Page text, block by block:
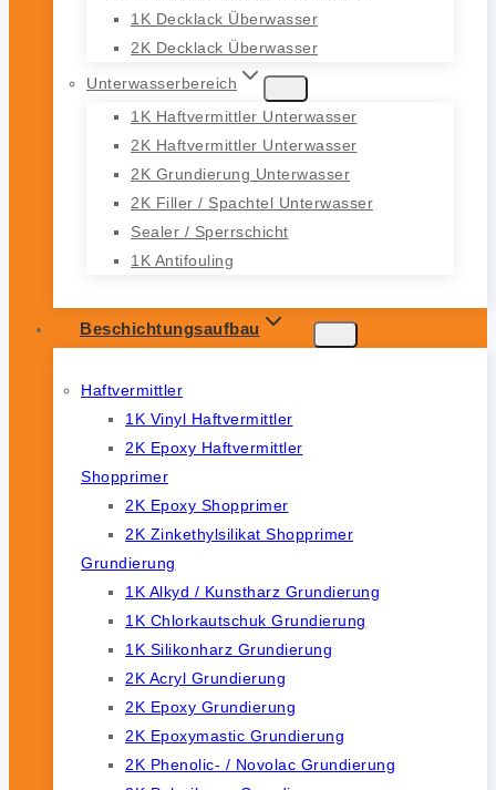
1K Decklack Überwasser
2K Decklack Überwasser
Unterwasserbereich
1K Haftvermittler Unterwasser
2K Haftvermittler Unterwasser
2K Grundierung Unterwasser
2K Filler / Spachtel Unterwasser
Sealer / Sperrschicht
1K Antifouling
Beschichtungsaufbau
Haftvermittler
1K Vinyl Haftvermittler
2K Epoxy Haftvermittler
Shopprimer
2K Epoxy Shopprimer
2K Zinkethylsilikat Shopprimer
Grundierung
1K Alkyd / Kunstharz Grundierung
1K Chlorkautschuk Grundierung
1K Silikonharz Grundierung
2K Acryl Grundierung
2K Epoxy Grundierung
2K Epoxymastic Grundierung
2K Phenolic- / Novolac Grundierung